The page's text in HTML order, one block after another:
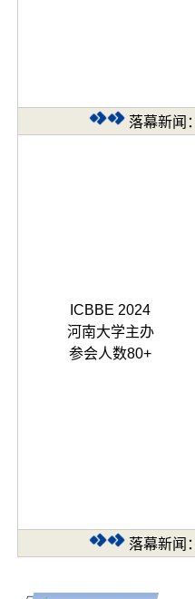
落幕新闻
ICBBE 2024
河南大学主办
参会人数80+
落幕新闻